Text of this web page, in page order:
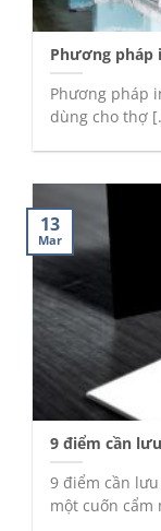
Phương pháp
Phương pháp
dùng cho thợ
9 điểm cần
9 điểm cần
một cuốn cẩm
13
Mar